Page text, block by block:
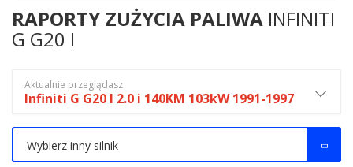
RAPORTY ZUŻYCIA PALIWA INFINITI
G G20 I
Aktualnie przeglądasz
Infiniti G G20 I 2.0 i 140KM 103kW 1991-1997
Wybierz inny silnik